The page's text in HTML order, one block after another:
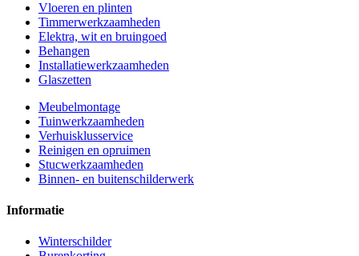
Vloeren en plinten
Timmerwerkzaamheden
Elektra, wit en bruingoed
Behangen
Installatiewerkzaamheden
Glaszetten
Meubelmontage
Tuinwerkzaamheden
Verhuisklusservice
Reinigen en opruimen
Stucwerkzaamheden
Binnen- en buitenschilderwerk
Informatie
Winterschilder